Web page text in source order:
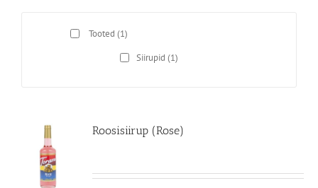
Tooted (1)
Siirupid (1)
Roosisiirup (Rose)